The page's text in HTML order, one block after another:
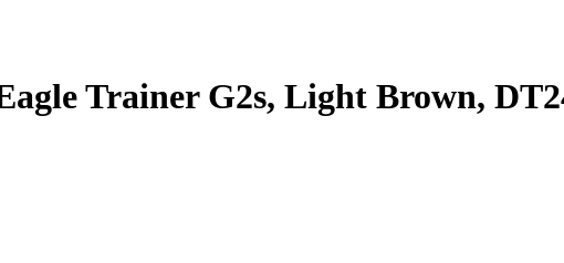
Trainer G2s, Light Brown,